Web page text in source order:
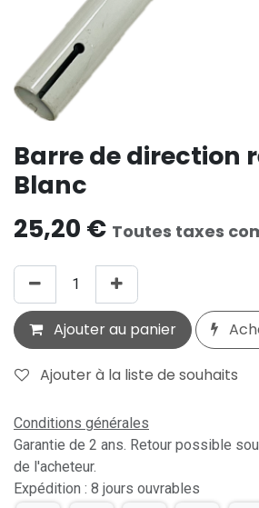
Barre de direction
Blanc
25,20 € Toutes taxes
Ajouter au panier
Ajouter à la liste de souhaits
Conditions générales
Garantie de 2 ans. Retour possible
de l'acheteur.
Expédition : 8 jours ouvrables